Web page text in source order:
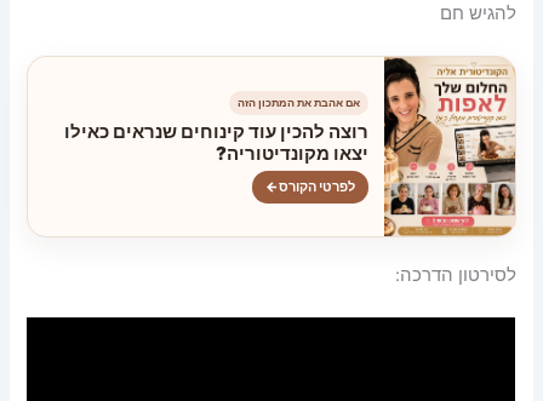
להגיש חם
אם אהבת את המתכון הזה
רוצה להכין עוד קינוחים שנראים כאילו
יצאו מקונדיטוריה?
לפרטי הקורס←
לסירטון הדרכה: